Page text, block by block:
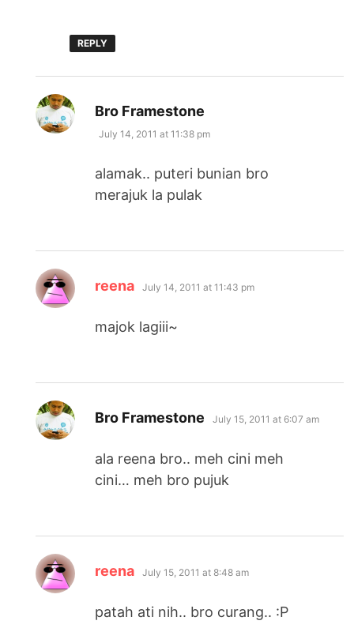
REPLY
Bro Framestone
July 14, 2011 at 11:38 pm
alamak.. puteri bunian bro
merajuk la pulak
reena says:
July 14, 2011 at 11:43 pm
majok lagiii~
Bro Framestone says:
July 15, 2011 at 6:07 am
ala reena bro.. meh cini meh
cini… meh bro pujuk
reena says:
July 15, 2011 at 8:48 am
patah ati nih.. bro curang.. :P